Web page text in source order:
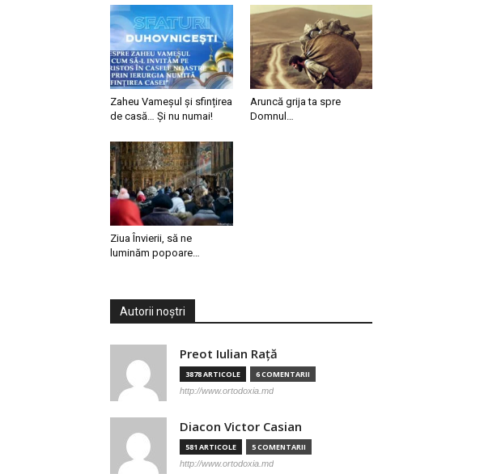
Zaheu Vameșul și sfințirea
de casă… Și nu numai!
Aruncă grija ta spre
Domnul…
Ziua Învierii, să ne
luminăm popoare…
Autorii noștri
Preot Iulian Raţă
3878 ARTICOLE 6 COMENTARII
http://www.ortodoxia.md
Diacon Victor Casian
581 ARTICOLE 5 COMENTARII
http://www.ortodoxia.md